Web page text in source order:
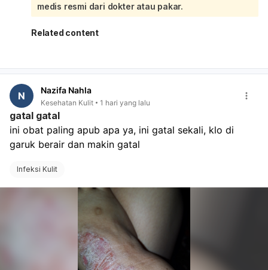
apakah perlu surat rencana persalinan atau rujukan
lanjutan,
kapan harus kembali bila tanda-tanda persalinan
BPJS/rujukan yang sudah ada,
bersalin. Kalau Ibu sudah dekat HPL, jangan tunggu
terlalu lama bila ada kontraksi, keluar lendir darah,
ketuban pecah, atau gerak janin berkurang. Segera ke
rumah sakit.
medis resmi dari dokter atau pakar.
Related content
N Nazifa Nahla
Kesehatan Kulit 1 hari yang lalu
gatal gatal
ini obat paling apub apa ya, ini gatal sekali, klo di
garuk berair dan makin gatal
Infeksi Kulit